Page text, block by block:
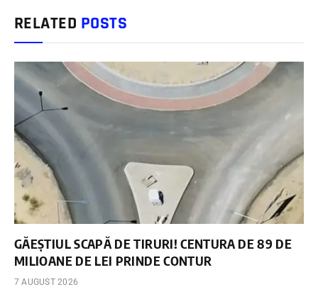
RELATED POSTS
GĂEȘTIUL SCAPĂ DE TIRURI! CENTURA DE 89 DE
MILIOANE DE LEI PRINDE CONTUR
7 AUGUST 2026